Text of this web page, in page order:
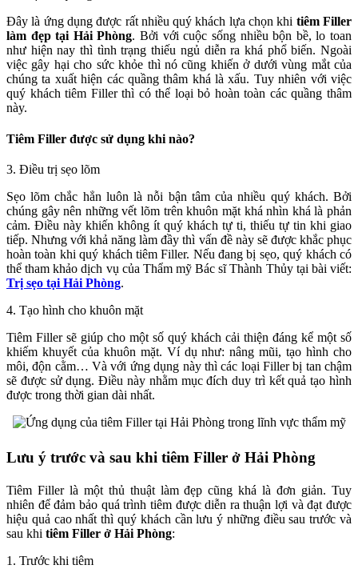
Đây là ứng dụng được rất nhiều quý khách lựa chọn khi tiêm Filler
làm đẹp tại Hải Phòng. Bởi với cuộc sống nhiều bộn bề, lo toan
như hiện nay thì tình trạng thiếu ngủ diễn ra khá phổ biến. Ngoài
việc gây hại cho sức khỏe thì nó cũng khiến ở dưới vùng mắt của
chúng ta xuất hiện các quầng thâm khá là xấu. Tuy nhiên với việc
quý khách tiêm Filler thì có thể loại bỏ hoàn toàn các quầng thâm
này.
Tiêm Filler được sử dụng khi nào?
3. Điều trị sẹo lõm
Sẹo lõm chắc hẳn luôn là nỗi bận tâm của nhiều quý khách. Bởi
chúng gây nên những vết lõm trên khuôn mặt khá nhìn khá là phản
cảm. Điều này khiến không ít quý khách tự ti, thiếu tự tin khi giao
tiếp. Nhưng với khả năng làm đầy thì vấn đề này sẽ được khắc phục
hoàn toàn khi quý khách tiêm Filler. Nếu đang bị sẹo, quý khách có
thể tham khảo dịch vụ của Thẩm mỹ Bác sĩ Thành Thủy tại bài viết:
Trị sẹo tại Hải Phòng.
4. Tạo hình cho khuôn mặt
Tiêm Filler sẽ giúp cho một số quý khách cải thiện đáng kể một số
khiếm khuyết của khuôn mặt. Ví dụ như: nâng mũi, tạo hình cho
môi, độn cằm… Và với ứng dụng này thì các loại Filler bị tan chậm
sẽ được sử dụng. Điều này nhằm mục đích duy trì kết quả tạo hình
được trong thời gian dài nhất.
Lưu ý trước và sau khi tiêm Filler ở Hải Phòng
Tiêm Filler là một thủ thuật làm đẹp cũng khá là đơn giản. Tuy
nhiên để đảm bảo quá trình tiêm được diễn ra thuận lợi và đạt được
hiệu quả cao nhất thì quý khách cần lưu ý những điều sau trước và
sau khi tiêm Filler ở Hải Phòng:
1. Trước khi tiêm